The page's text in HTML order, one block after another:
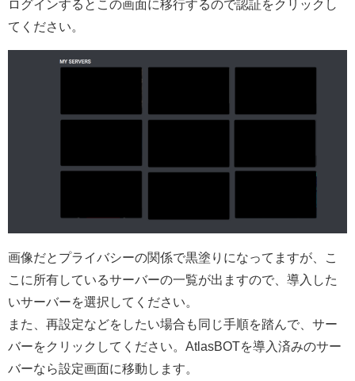
ログインするとこの画面に移行するので認証をクリックし
てください。
画像だとプライバシーの関係で黒塗りになってますが、こ
こに所有しているサーバーの一覧が出ますので、導入した
いサーバーを選択してください。
また、再設定などをしたい場合も同じ手順を踏んで、サー
バーをクリックしてください。AtlasBOTを導入済みのサー
バーなら設定画面に移動します。